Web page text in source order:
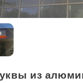
из